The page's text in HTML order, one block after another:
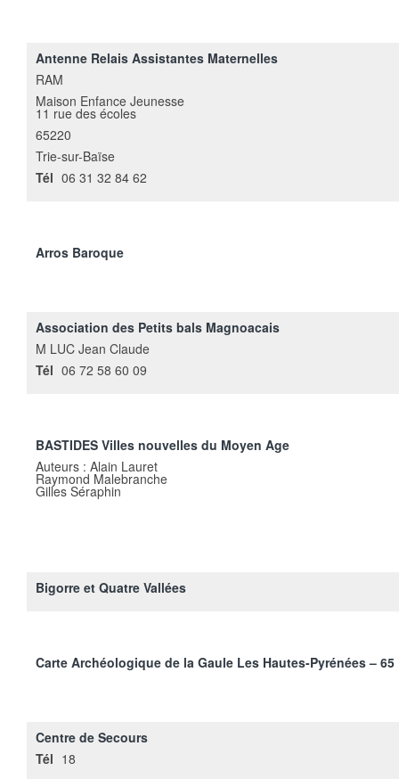
Antenne Relais Assistantes Maternelles
RAM
Maison Enfance Jeunesse
11 rue des écoles
65220
Trie-sur-Baïse
Tél 06 31 32 84 62
Arros Baroque
Association des Petits bals Magnoacais
M LUC Jean Claude
Tél 06 72 58 60 09
BASTIDES Villes nouvelles du Moyen Age
Auteurs : Alain Lauret
Raymond Malebranche
Gilles Séraphin
Bigorre et Quatre Vallées
Carte Archéologique de la Gaule Les Hautes-Pyrénées – 65
Centre de Secours
Tél 18